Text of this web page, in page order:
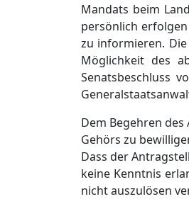
Mandats beim
persönlich
zu informieren.
Möglichkeit des
Senatsbeschluss
Dem Begehren
Gehörs zu
Dass der
keine Kenntnis
nicht auszulösen